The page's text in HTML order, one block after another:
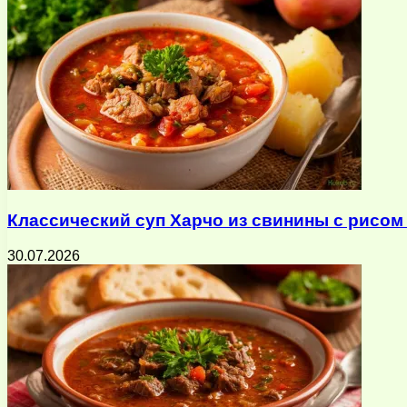
Классический суп Харчо из свинины с
30.07.2026